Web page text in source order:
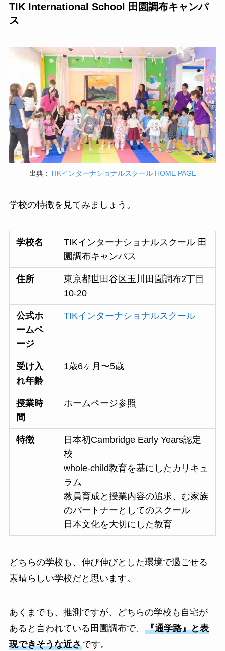
TIK International School 田園調布キャンパ
ス
出典： TIKインターナショナルスクール HOME PAGE
学校の特徴を見てみましょう。
学校名
TIKインターナショナルスクール 田
園調布キャンパス
住所
東京都世田谷区玉川田園調布2丁目
10-20
公式ホ
ームペ
ージ
TIKインターナショナルスクール
受け入
れ年齢
1歳6ヶ月〜5歳
授業時
間
ホームページ参照
特徴
日本初Cambridge Early Years認定
校
whole-child教育を基にしたカリキュ
ラム
教員育成と授業内容の追求、む家族
のパートナーとしてのスクール
日本文化を大切にした教育
どちらの学校も、伸び伸びとした環境で過ごせる
素晴らしい学校だと思います。
あくまでも、推測ですが、どちらの学校も自宅が
あると言われている田園調布で、 『通学路』と表
現できそうな近さです。